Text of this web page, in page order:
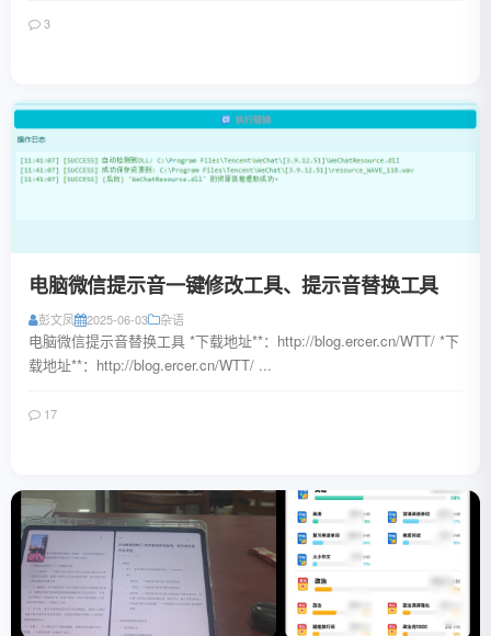
3
电脑微信提示音一键修改工具、提示音替换工具
彭文凤 2025-06-03 杂语
电脑微信提示音替换工具 *下载地址**：http://blog.ercer.cn/WTT/ *下
载地址**：http://blog.ercer.cn/WTT/ ...
17